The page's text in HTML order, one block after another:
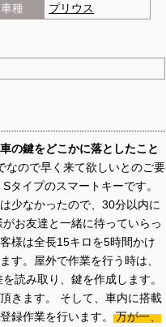
車種 プリウス
の鍵をどこかに落としたこと
なので早く来て欲しいとのご要
タイプのスマートキーです。
少なかったので、30分以内に
お友達と一緒に待っていらっ
様は全長15キロを5時間かけ
す。屋外で作業を行う時は、
読み取り、鍵を作成します。
きます。 そして、車内に搭載
録作業を行います。
万が一、